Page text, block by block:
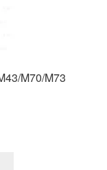
M70/M73